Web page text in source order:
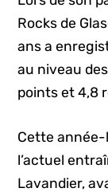
Rocks de
ans a
au niveau
points et 4,8
Cette année-
l’actuel
Lavandier,